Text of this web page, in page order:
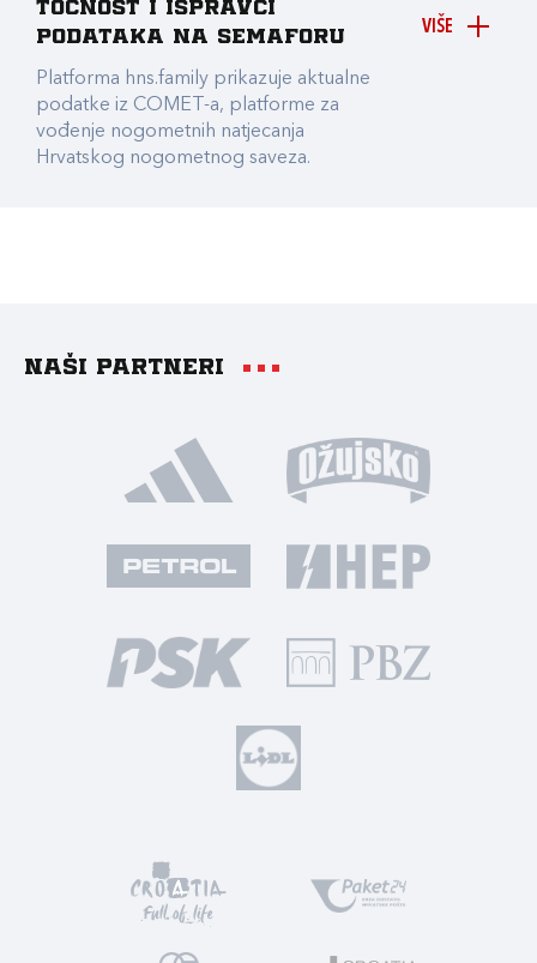
VIŠE
točnost i ispravci
podataka na Semaforu
Platforma hns.family prikazuje aktualne
podatke iz COMET-a, platforme za
vođenje nogometnih natjecanja
Hrvatskog nogometnog saveza.
Naši partneri